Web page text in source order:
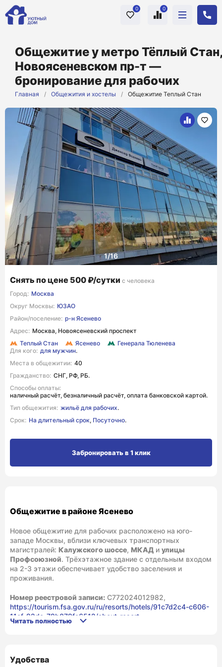
0 0
Общежитие у метро Тёплый Стан,
Новоясеневском пр-т —
бронирование для рабочих
Главная / Общежития и хостелы / Общежитие Теплый Стан
+
12
Снять по цене 500 ₽/сутки с человека
Город: Москва
Округ Москвы: ЮЗАО
Район/поселение: р-н Ясенево
Адрес: Москва, Новоясеневский проспект
Теплый Стан
Ясенево
Генерала Тюленева
Для кого: для мужчин.
Места в общежитии: 40
Гражданство: СНГ, РФ, РБ.
Способы оплаты:
наличный расчёт, безналичный расчёт, оплата банковской картой.
Тип общежития: жильё для рабочих.
Срок: На длительный срок, Посуточно.
Забронировать в 1 клик
Общежитие в районе Ясенево
Новое общежитие для рабочих расположено на юго-
западе Москвы, вблизи ключевых транспортных
магистралей: Калужского шоссе, МКАД и улицы
Профсоюзной. Трёхэтажное здание с отдельным входом
на 2-3 этажи обеспечивает удобство заселения и
проживания.
Номер реестровой записи: С772024012982,
https://tourism.fsa.gov.ru/ru/resorts/hotels/91c7d2c4-c606-
11ef-92da-79b079fa6512/about-resort
Доступные цены при высоком уровне комфорта.
Читать полностью
Удобства